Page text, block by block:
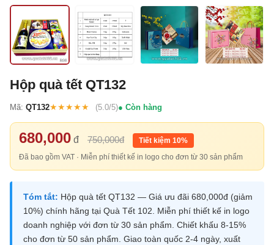
Hộp quà tết QT132
Mã: QT132★★★★★ (5.0/5) Còn hàng
680,000 đ 750,000đ
Tiết kiệm 10%
Đã bao gồm VAT · Miễn phí thiết kế in logo cho đơn từ 30 sản phẩm
Tóm tắt: Hộp quà tết QT132 — Giá ưu đãi 680,000đ (giảm
10%) chính hãng tại Quà Tết 102. Miễn phí thiết kế in logo
doanh nghiệp với đơn từ 30 sản phẩm. Chiết khấu 8-15%
cho đơn từ 50 sản phẩm. Giao toàn quốc 2-4 ngày, xuất